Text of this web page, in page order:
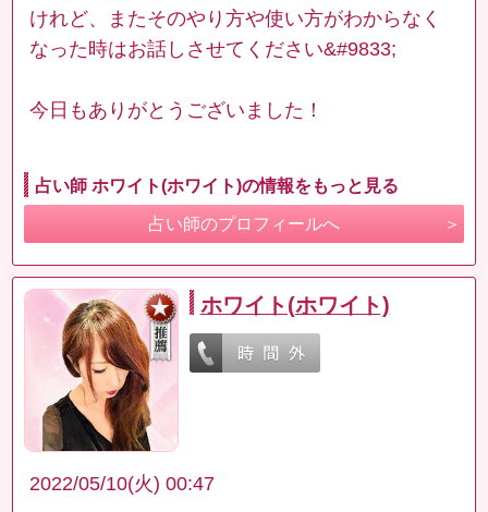
けれど、またそのやり方や使い方がわからなく
なった時はお話しさせてください&#9833;
今日もありがとうございました！
占い師 ホワイト(ホワイト)の情報をもっと見る
占い師のプロフィールへ
ホワイト(ホワイト)
2022/05/10(火) 00:47